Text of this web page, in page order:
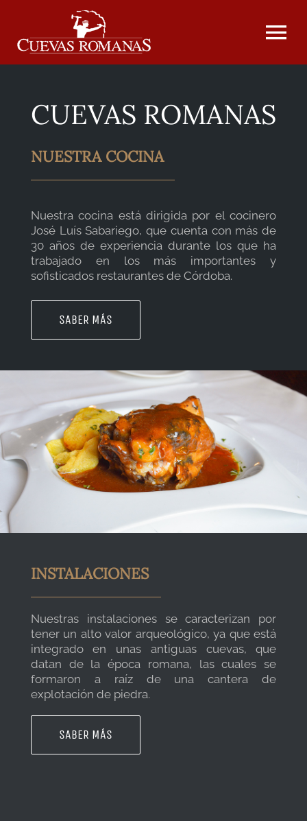
contenido
SOBRE NOSOTROS
NUESTRA CARTA
FOTOGRAFÍAS
CONTACTO
CUEVAS ROMANAS
NUESTRA COCINA
Nuestra cocina está dirigida por el cocinero
José Luís Sabariego, que cuenta con más de
30 años de experiencia durante los que ha
trabajado en los más importantes y
sofisticados restaurantes de Córdoba.
SABER MÁS
INSTALACIONES
Nuestras instalaciones se caracterizan por
tener un alto valor arqueológico, ya que está
integrado en unas antiguas cuevas, que
datan de la época romana, las cuales se
formaron a raíz de una cantera de
explotación de piedra.
SABER MÁS